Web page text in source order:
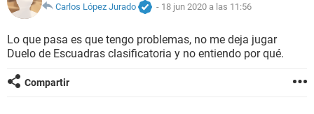
Carlos López Jurado
- 18 jun 2020 a las 11:56
Lo que pasa es que tengo problemas, no me deja jugar
Duelo de Escuadras clasificatoria y no entiendo por qué.
Compartir